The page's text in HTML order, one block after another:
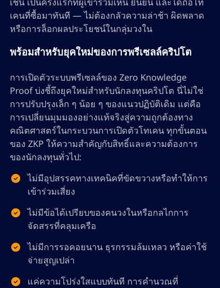
เคนที่ซื้อมาทันที — ไม่ต้องกลัวความล่าช้า ผิดพลาด
หรือการล็อกผลประโยชน์ในกลุ่มวงใน
พร้อมสำหรับยุคใหม่ของการพรีเซลล์คริปโต
การเปิดตัวระบบพรีเซลล์ของ Zero Knowledge
Proof บ่งชี้ถึงยุคใหม่สำหรับนักลงทุนคริปโต นี่ไม่ใช่
การปรับปรุงเล็ก ๆ น้อย ๆ ของแนวปฏิบัติเดิม แต่คือ
การเปลี่ยนมุมมองอย่างแท้จริงสู่ความถูกต้องทาง
คณิตศาสตร์ในกระบวนการเปิดตัวโทเคน ทุกขั้นตอน
ของ ZKP ให้ความสำคัญกับสิทธิ์และความต้องการ
ของนักลงทุนทั่วไป:
ไม่มีอุปสรรคทางเทคนิคที่ขัดขวางหรือทำให้การ
เข้าร่วมเสี่ยง
ไม่มีข้อได้เปรียบของคนวงในหรือกลไกการ
จัดสรรที่คลุมเครือ
ไม่มีการรอคอยนาน ธุรกรรมล้มเหลว หรือค่าใช้
จ่ายสูญเปล่า
แค่ความโปร่งใสแบบทันที การคำนวณที่